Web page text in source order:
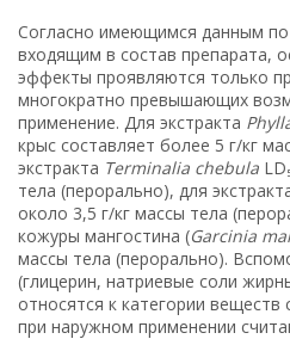
Согласно имеющимся данным
входящим в состав препарата,
эффекты проявляются только
многократно превышающих
применение. Для экстракта
крыс составляет более 5 г/кг
экстракта Terminalia chebula
тела (перорально), для
около 3,5 г/кг массы тела
кожуры мангостина (Garcinia
массы тела (перорально).
(глицерин, натриевые соли
относятся к категории веществ
при наружном применении